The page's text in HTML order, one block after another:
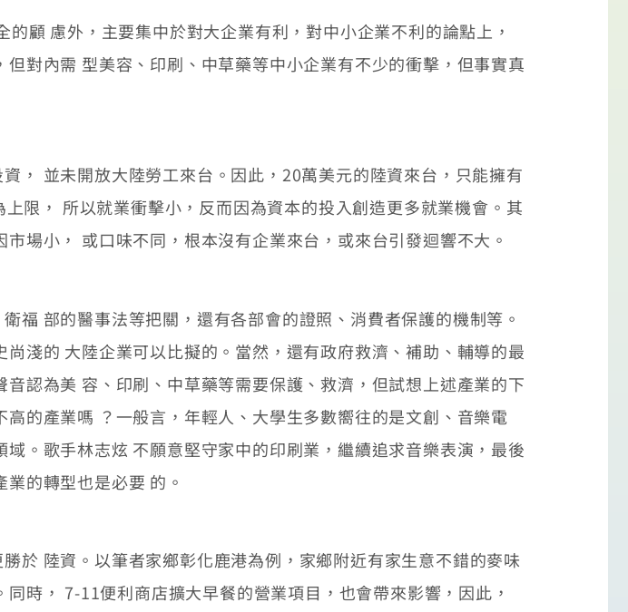
顧 慮外，主要集中於對大企業有利，對中小企業不利的論點上，
對內需 型美容、印刷、中草藥等中小企業有不少的衝擊，但事實真
並未開放大陸勞工來台。因此，20萬美元的陸資來台，只能擁有
限， 所以就業衝擊小，反而因為資本的投入創造更多就業機會。其
場小， 或口味不同，根本沒有企業來台，或來台引發迴響不大。
部的醫事法等把關，還有各部會的證照、消費者保護的機制等。
淺的 大陸企業可以比擬的。當然，還有政府救濟、補助、輔導的最
認為美 容、印刷、中草藥等需要保護、救濟，但試想上述產業的下
的產業嗎 ？一般言，年輕人、大學生多數嚮往的是文創、音樂電
。歌手林志炫 不願意堅守家中的印刷業，繼續追求音樂表演，最後
的轉型也是必要 的。
陸資。以筆者家鄉彰化鹿港為例，家鄉附近有家生意不錯的麥味
時， 7-11便利商店擴大早餐的營業項目，也會帶來影響，因此，